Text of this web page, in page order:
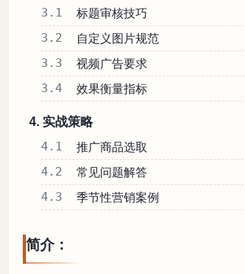
3.1 标题审核技巧
3.2 自定义图片规范
3.3 视频广告要求
3.4 效果衡量指标
4. 实战策略
4.1 推广商品选取
4.2 常见问题解答
4.3 季节性营销案例
简介：